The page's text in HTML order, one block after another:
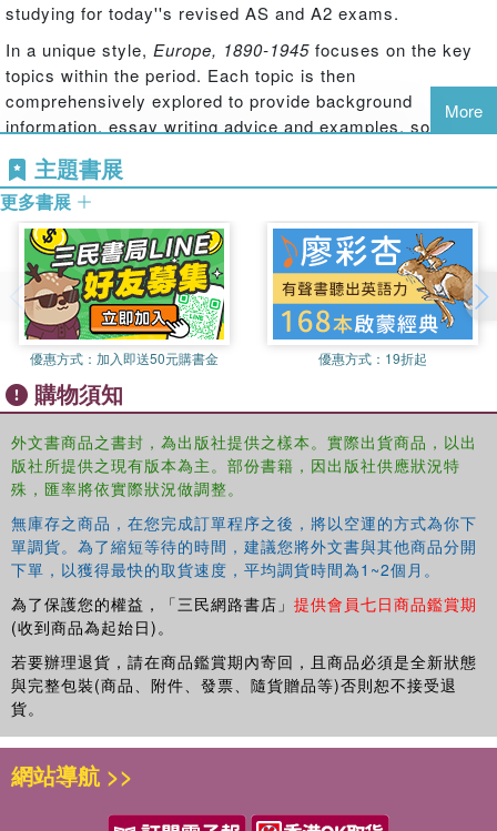
studying for today''s revised AS and A2 exams.
In a unique style, Europe, 1890-1945 focuses on the key
topics within the period. Each topic is then
comprehensively explored to provide background
information, essay writing advice and examples, source
From 1890 to 1945, the key topics featured include:
* the origins and impact of the First World War
* the Russian Revolution and the rise of Stalin
* the Weimar Republic and the rise of Hitler
* Mussolini and Fascist Italy
* Stalin and the Soviet Union, 1928-41.
More
主題書展
更多書展
優惠方式： 加入即送50元購書金 優惠方式： 19折起
購物須知
外文書商品之書封，為出版社提供之樣本。實際出貨商品，以出
版社所提供之現有版本為主。部份書籍，因出版社供應狀況特
殊，匯率將依實際狀況做調整。
無庫存之商品，在您完成訂單程序之後，將以空運的方式為你下
單調貨。為了縮短等待的時間，建議您將外文書與其他商品分開
下單，以獲得最快的取貨速度，平均調貨時間為1~2個月。
為了保護您的權益，「三民網路書店」 提供會員七日商品鑑賞期
(收到商品為起始日)。
若要辦理退貨，請在商品鑑賞期內寄回，且商品必須是全新狀態
與完整包裝(商品、附件、發票、隨貨贈品等)否則恕不接受退
貨。
網站導航 >>